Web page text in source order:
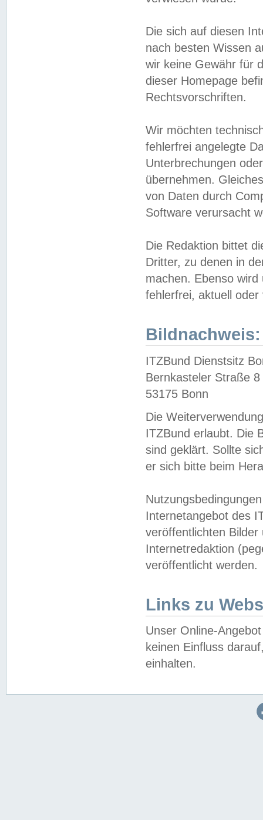
Die sich auf diesen
nach besten Wissen
wir keine Gewähr für
dieser Homepage
Rechtsvorschriften.
Wir möchten
fehlerfrei angelegte
Unterbrechungen
übernehmen.
von Daten durch
Software verursacht
Die Redaktion bittet
Dritter, zu denen in
machen. Ebenso
fehlerfrei, aktuell oder
Bildnachweis:
ITZBund Dienstsitz
Bernkasteler Straße 8
53175 Bonn
Die
ITZBund erlaubt. Die
sind geklärt. Sollte
er sich bitte beim
Internetangebot des
veröffentlichten
Internetredaktion
veröffentlicht werden.
Links zu
Unser Online-
keinen Einfluss
einhalten.